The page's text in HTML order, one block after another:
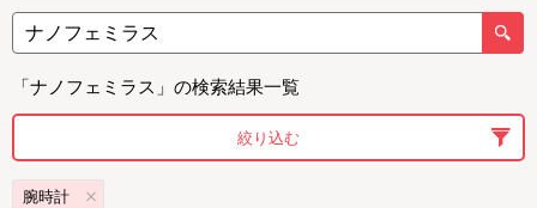
「ナノフェミラス」の検索結果一覧
絞り込む
腕時計